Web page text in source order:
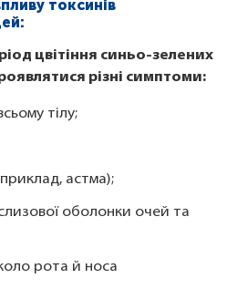
токсинів
цвітіння синьо-зелених
різні симптоми:
тілу;
астма);
оболонки очей та
рота й носа